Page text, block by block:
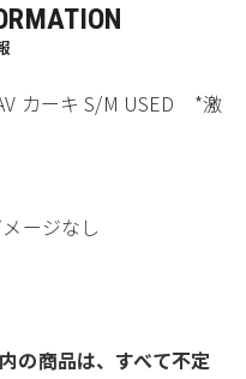
カーキ S/M USED *激
ージなし
の商品は、すべて不定